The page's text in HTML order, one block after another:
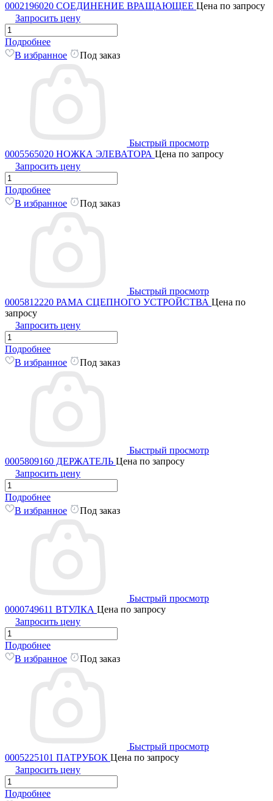
0002196020 СОЕДИНЕНИЕ ВРАЩАЮЩЕЕ Цена по запросу
Запросить цену
Подробнее
В избранное
Под заказ
Быстрый просмотр
0005565020 НОЖКА ЭЛЕВАТОРА Цена по запросу
Запросить цену
Подробнее
В избранное
Под заказ
Быстрый просмотр
0005812220 РАМА СЦЕПНОГО УСТРОЙСТВА Цена по
запросу
Запросить цену
Подробнее
В избранное
Под заказ
Быстрый просмотр
0005809160 ДЕРЖАТЕЛЬ Цена по запросу
Запросить цену
Подробнее
В избранное
Под заказ
Быстрый просмотр
0000749611 ВТУЛКА Цена по запросу
Запросить цену
Подробнее
В избранное
Под заказ
Быстрый просмотр
0005225101 ПАТРУБОК Цена по запросу
Запросить цену
Подробнее